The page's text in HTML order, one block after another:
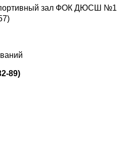
зал ФОК ДЮСШ №1
89)